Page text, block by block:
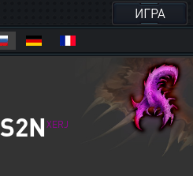
ИГРА
S2N XERJ